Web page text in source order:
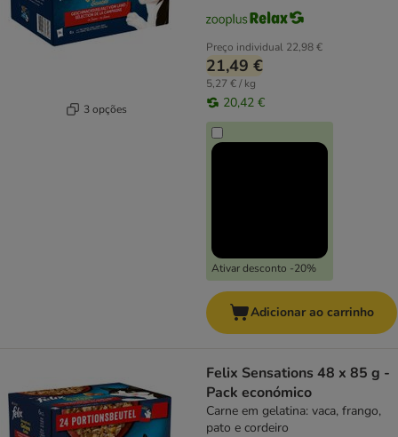
3 opções
Preço individual 22,98 €
21,49 €
5,27 € / kg
20,42 €
Ativar desconto -20%
Adicionar ao carrinho
Felix Sensations 48 x 85 g -
Pack económico
Carne em gelatina: vaca, frango,
pato e cordeiro